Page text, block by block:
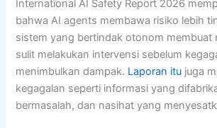
International AI Safety Report 2026
bahwa AI agents membawa risiko lebih
sistem yang bertindak otonom membuat
sulit melakukan intervensi sebelum
menimbulkan dampak. Laporan itu juga
kegagalan seperti informasi yang
bermasalah, dan nasihat yang